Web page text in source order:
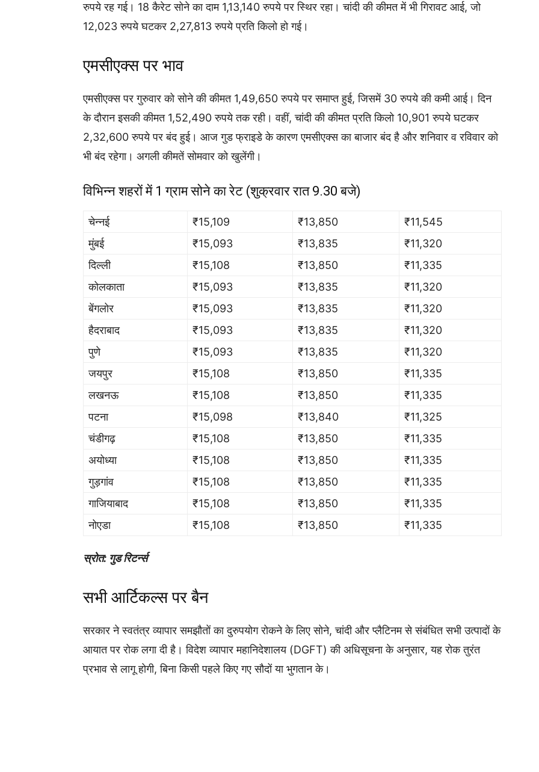
रुपये रह गई। 18 कैरेट सोने का दाम 1,13,140 रुपये पर स्थिर रहा। चांदी की कीमत में भी गिरावट आई, जो
12,023 रुपये घटकर 2,27,813 रुपये प्रति किलो हो गई।
एमसीएक्स पर भाव
एमसीएक्स पर गुरुवार को सोने की कीमत 1,49,650 रुपये पर समाप्त हुई, जिसमें 30 रुपये की कमी आई। दिन
के दौरान इसकी कीमत 1,52,490 रुपये तक रही। वहीं, चांदी की कीमत प्रति किलो 10,901 रुपये घटकर
2,32,600 रुपये पर बंद हुई। आज गुड फ्राइडे के कारण एमसीएक्स का बाजार बंद है और शनिवार व रविवार को
भी बंद रहेगा। अगली कीमतें सोमवार को खुलेंगी।
विभिन्न शहरों में 1 ग्राम सोने का रेट (शुक्रवार रात 9.30 बजे)
चेन्नई ₹15,109 ₹13,850
₹11,545
मुंबई
₹15,093 ₹13,835
₹11,320
दिल्ली
₹15,108 ₹13,850
₹11,335
कोलकाता
₹15,093 ₹13,835
₹11,320
बेंगलोर
₹15,093 ₹13,835
₹11,320
हैदराबाद
₹15,093 ₹13,835
₹11,320
पुणे
₹15,093 ₹13,835
₹11,320
जयपुर
₹15,108 ₹13,850
₹11,335
लखनऊ
₹15,108 ₹13,850
₹11,335
पटना
₹15,098 ₹13,840
₹11,325
चंडीगढ़
₹15,108 ₹13,850
₹11,335
अयोध्या
₹15,108 ₹13,850
₹11,335
गुड़गांव
₹15,108 ₹13,850
₹11,335
गाजियाबाद
₹15,108 ₹13,850
₹11,335
नोएडा
₹15,108 ₹13,850 ₹11,335
स्रोत: गुड रिटर्न्स
सभी आर्टिकल्स पर बैन
सरकार ने स्वतंत्र व्यापार समझौतों का दुरुपयोग रोकने के लिए सोने, चांदी और प्लैटिनम से संबंधित सभी उत्पादों के
आयात पर रोक लगा दी है। विदेश व्यापार महानिदेशालय (DGFT) की अधिसूचना के अनुसार, यह रोक तुरंत
प्रभाव से लागू होगी, बिना किसी पहले किए गए सौदों या भुगतान के।